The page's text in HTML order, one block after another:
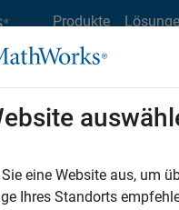
Produkte
Stellensuche
eine Website aus, um
Ihres Standorts